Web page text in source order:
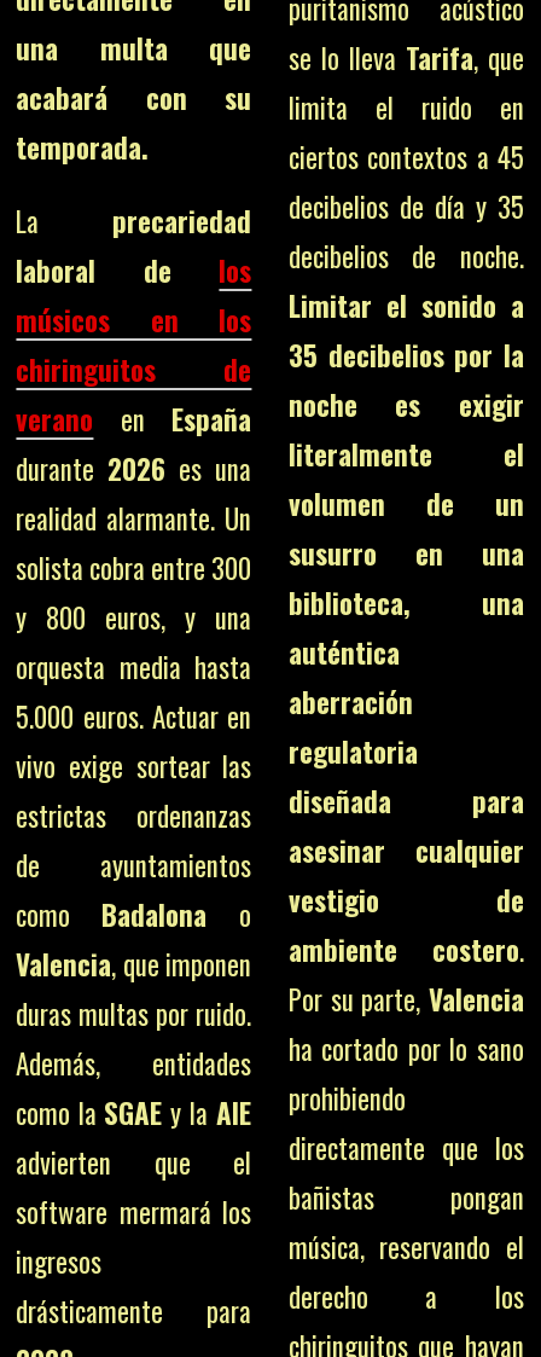
una multa que
acabará con su
temporada.
La precariedad
laboral de los
músicos en los
chiringuitos de
verano en España
durante 2026 es una
realidad alarmante. Un
solista cobra entre 300
y 800 euros, y una
orquesta media hasta
5.000 euros. Actuar en
vivo exige sortear las
estrictas ordenanzas
de ayuntamientos
como Badalona o
Valencia, que imponen
duras multas por ruido.
Además, entidades
como la SGAE y laAIE
advierten que el
software mermará los
ingresos
drásticamente para
se lo lleva Tarifa, que
limita el ruido en
ciertos contextos a 45
decibelios de día y 35
decibelios de noche.
Limitar el sonido a
35 decibelios por la
noche es exigir
literalmente el
volumen de un
susurro en una
biblioteca, una
auténtica
aberración
regulatoria
diseñada para
asesinar cualquier
vestigio de
ambiente costero.
Por su parte, Valencia
ha cortado por lo sano
prohibiendo
directamente que los
bañistas pongan
música, reservando el
derecho a los
chiringuitos que hayan